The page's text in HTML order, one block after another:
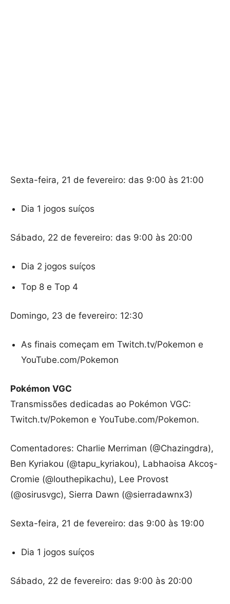
Sexta-feira, 21 de fevereiro: das 9:00 às 21:00
Dia 1 jogos suíços
Sábado, 22 de fevereiro: das 9:00 às 20:00
Dia 2 jogos suíços
Top 8 e Top 4
Domingo, 23 de fevereiro: 12:30
As finais começam em Twitch.tv/Pokemon e
YouTube.com/Pokemon
Pokémon VGC
Transmissões dedicadas ao Pokémon VGC:
Twitch.tv/Pokemon e YouTube.com/Pokemon.
Comentadores: Charlie Merriman (@Chazingdra),
Ben Kyriakou (@tapu_kyriakou), Labhaoisa Akcoş-
Cromie (@louthepikachu), Lee Provost
(@osirusvgc), Sierra Dawn (@sierradawnx3)
Sexta-feira, 21 de fevereiro: das 9:00 às 19:00
Dia 1 jogos suíços
Sábado, 22 de fevereiro: das 9:00 às 20:00